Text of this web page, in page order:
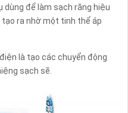
dùng để làm sạch răng hiệu
ra nhờ một tinh thể áp
là tạo các chuyển động
sạch sẽ.